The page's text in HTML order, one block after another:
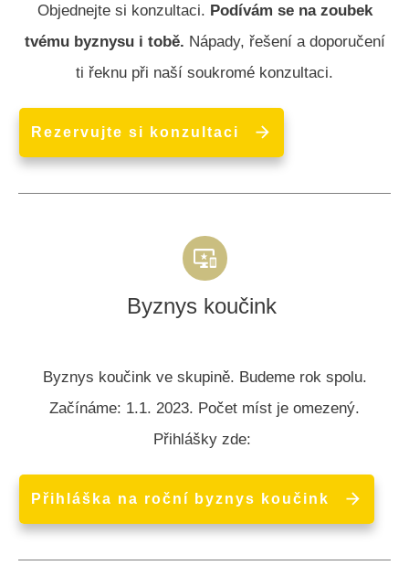
Objednejte si konzultaci. Podívám se na zoubek
tvému byznysu i tobě. Nápady, řešení a doporučení
ti řeknu při naší soukromé konzultaci.
Rezervujte si konzultaci
Byznys koučink
Byznys koučink ve skupině. Budeme rok spolu.
Začínáme: 1.1. 2023. Počet míst je omezený.
Přihlášky zde:
Přihláška na roční byznys koučink